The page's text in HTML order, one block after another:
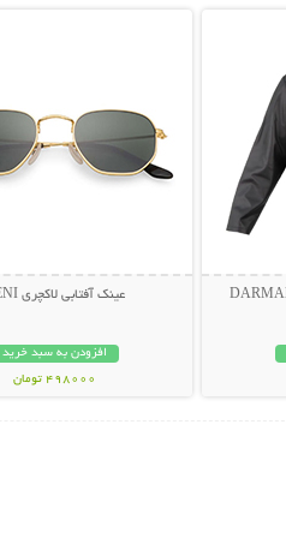
عینک آفتابی لاکچری BENI
افزودن به سبد خرید
498000 تومان